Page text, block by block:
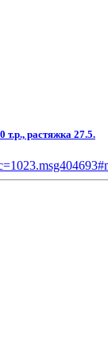
т.р., растяжка 27.5.